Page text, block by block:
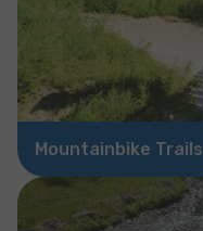
Mountainbike Trails